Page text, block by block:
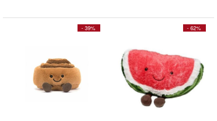
- 39% - 62%